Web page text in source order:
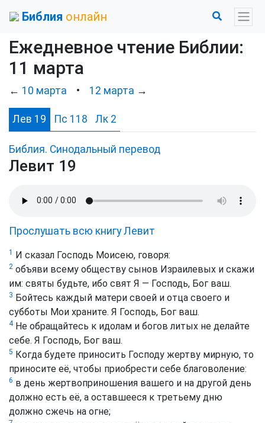
Библия онлайн
Ежедневное чтение Библии:
11 марта
← 10 марта • 12 марта →
Лев 19 Пс 118 Лк 2
Библия. Синодальный перевод
Левит 19
Прослушать всю книгу Левит
1 И сказал Господь Моисею, говоря:
2 объяви всему обществу сынов Израилевых и скажи
им: святы будьте, ибо свят Я — Господь, Бог ваш.
3 Бойтесь каждый матери своей и отца своего и
субботы Мои храните. Я Господь, Бог ваш.
4Не обращайтесь к идолам и богов литых не делайте
себе. Я Господь, Бог ваш.
5 Когда будете приносить Господу жертву мирную, то
приносите её, чтобы приобрести себе благоволение:
6 в день жертвоприношения вашего и на другой день
должно есть её, а оставшееся к третьему дню
должно сжечь на огне;